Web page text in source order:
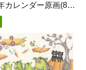
2019年カレンダー原画(8月)